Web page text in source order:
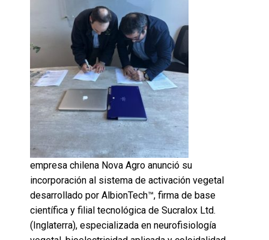
empresa chilena Nova Agro anunció su
incorporación al sistema de activación vegetal
desarrollado por AlbionTech™, firma de base
científica y filial tecnológica de Sucralox Ltd.
(Inglaterra), especializada en neurofisiología